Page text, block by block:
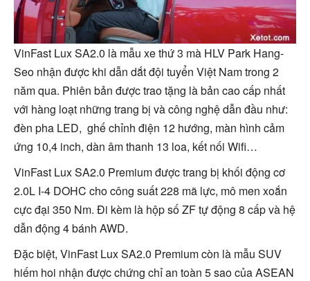
VinFast Lux SA2.0 là mẫu xe thứ 3 mà HLV Park Hang-
Seo nhận được khi dẫn dắt đội tuyển Việt Nam trong 2
năm qua. Phiên bản được trao tặng là bản cao cấp nhất
với hàng loạt những trang bị và công nghệ dẫn đầu như:
đèn pha LED, ghế chỉnh điện 12 hướng, màn hình cảm
ứng 10,4 inch, dàn âm thanh 13 loa, kết nối Wifi…
VinFast Lux SA2.0 Premium được trang bị khối động cơ
2.0L I-4 DOHC cho công suất 228 mã lực, mô men xoắn
cực đại 350 Nm. Đi kèm là hộp số ZF tự động 8 cấp và hệ
dẫn động 4 bánh AWD.
Đặc biệt, VinFast Lux SA2.0 Premium còn là mẫu SUV
hiếm hoi nhận được chứng chỉ an toàn 5 sao của ASEAN